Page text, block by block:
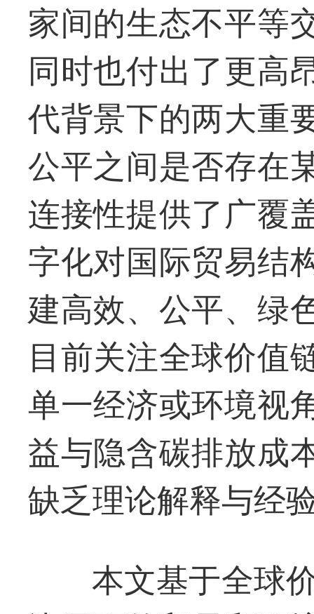
家间的生态不平等
同时也付出了更高
代背景下的两大重
公平之间是否存在
连接性提供了广覆
字化对国际贸易结
建高效、公平、绿
目前关注全球价值
单一经济或环境视
益与隐含碳排放成
缺乏理论解释与经
本文基于全球